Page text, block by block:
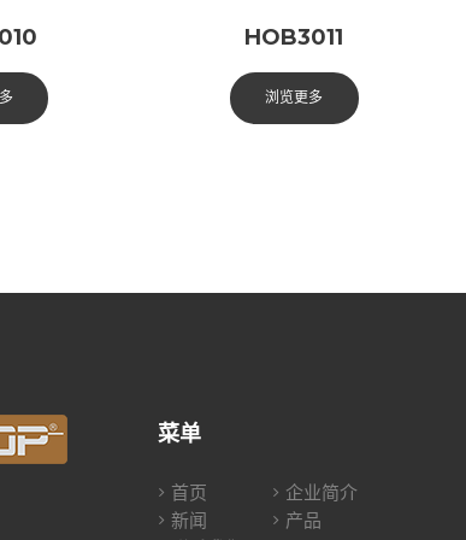
HOB3011
浏览更多
菜单
首页
企业简介
新闻
产品